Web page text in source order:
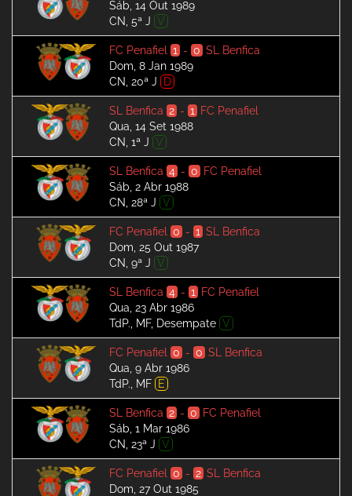
Sáb, 14 Out 1989
CN, 5ª J V
FC Penafiel 1 - 0 SL Benfica
Dom, 8 Jan 1989
CN, 20ª J
D
SL Benfica 2 - 1
FC Penafiel
Qua, 14 Set 1988
CN, 1ª J V
SL Benfica 4 - 0
FC Penafiel
Sáb, 2 Abr 1988
CN, 28ª J V
FC Penafiel 0 - 1 SL Benfica
Dom, 25 Out 1987
CN, 9ª J V
SL Benfica 4 - 1
FC Penafiel
Qua, 23 Abr 1986
TdP., MF, Desempate V
FC Penafiel 0 - 0 SL Benfica
Qua, 9 Abr 1986
TdP., MF
E
SL Benfica 2 - 0
FC Penafiel
Sáb, 1 Mar 1986
CN, 23ª J V
FC Penafiel 0 - 2 SL Benfica
Dom, 27 Out 1985